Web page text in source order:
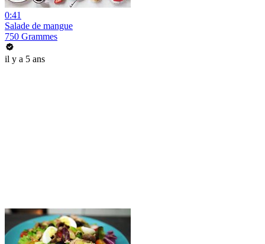
0:41
Salade de mangue
750 Grammes
il y a 5 ans